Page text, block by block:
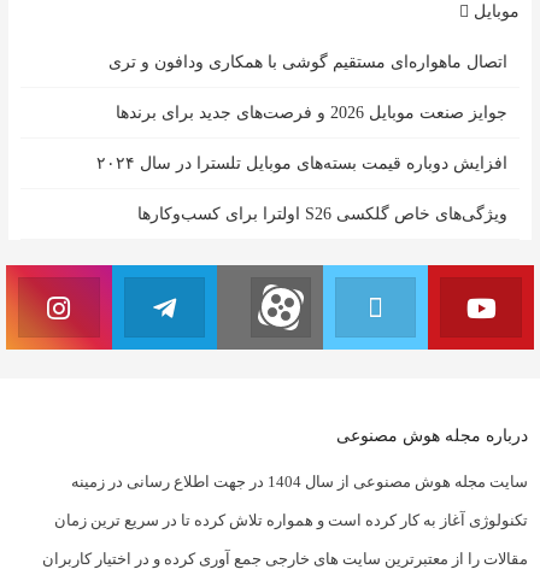
موبایل
اتصال ماهواره‌ای مستقیم گوشی‌ با همکاری ودافون و تری
جوایز صنعت موبایل 2026 و فرصت‌های جدید برای برندها
افزایش دوباره قیمت بسته‌های موبایل تلسترا در سال ۲۰۲۴
ویژگی‌های خاص گلکسی S26 اولترا برای کسب‌وکارها
درباره مجله هوش مصنوعی
سایت مجله هوش مصنوعی از سال 1404 در جهت اطلاع رسانی در زمینه
تکنولوژی آغاز به کار کرده است و همواره تلاش کرده تا در سریع ترین زمان
مقالات را از معتبرترین سایت های خارجی جمع آوری کرده و در اختیار کاربران